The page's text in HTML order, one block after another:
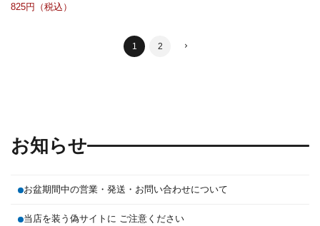
825
1 2
お知らせ
お盆期間中の営業・発送・お問い合わせについて
当店を装う偽サイトに ご注意ください